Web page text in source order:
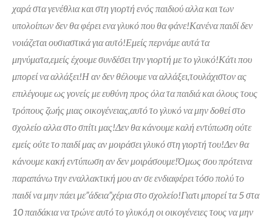
χαρά στα γενέθλια και στη γιορτή ενός παιδιού αλλα και των
υπολοίπων δεν θα φέρει ενα γλυκό που θα φάνε!Κανένα παιδί δεν
νοιάζεται ουσιαστικά για αυτό!Εμείς περνάμε αυτά τα
μηνύματα,εμείς έχουμε συνδέσει την γιορτή με το γλυκό!Κάτι που
μπορεί να αλλάξει!Η αν δεν θέλουμε να αλλάξει,τουλάχιστον ας
επιλέγουμε ως γονείς με ευθύνη προς όλα τα παιδιά και όλους τους
τρόπους ζωής μιας οικογένειας,αυτό το γλυκό να μην δοθεί στο
σχολείο αλλα στο σπίτι μας!Δεν θα κάνουμε καλή εντύπωση ούτε
εμείς ούτε το παιδί μας αν μοιράσει γλυκό στη γιορτή του!Δεν θα
κάνουμε κακή εντύπωση αν δεν μοιράσουμε!Όμως σου πρότεινα
παραπάνω την εναλλακτική μου αν σε ενδιαφέρει τόσο πολύ το
παιδί να μην πάει με”άδεια”χέρια στο σχολείο!Γιατι μπορεί τα 5 στα
10 παιδάκια να τρώνε αυτό το γλυκό,η οι οικογένειες τους να μην